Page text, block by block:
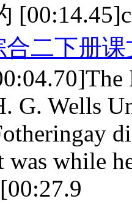
二下册课
G. Wells
while